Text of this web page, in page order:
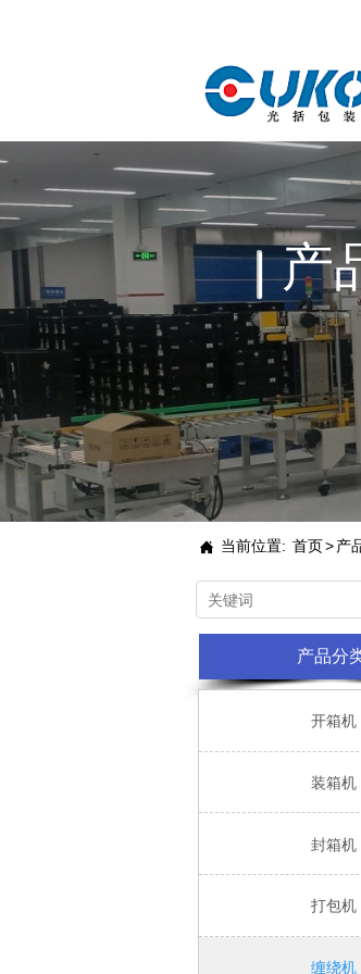
产
 当前位置: 首页>产
开箱机
装箱机
封箱机
打包机
缠绕机
产品分